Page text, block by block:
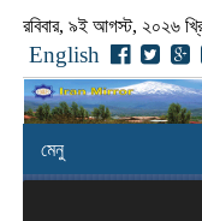
রবিবার, ৯ই আগস্ট, ২০২৬
English
মেনু